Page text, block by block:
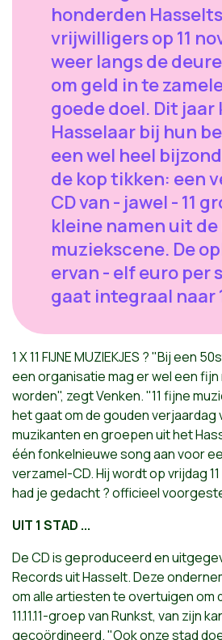
honderden
vrijwilligers op 11
weer langs de
om geld in te
goede doel. Dit jaar
Hasselaar bij hun
een wel heel
de kop tikken: een
CD van - jawel - 11
kleine namen uit
muziekscene. De
ervan - elf euro per
gaat integraal naar
1 X 11 FIJNE MUZIEKJES ? "Bij een
een organisatie mag er wel een
worden", zegt Venken. "11 fijne
het gaat om de gouden verjaardag
muzikanten en groepen uit het
één fonkelnieuwe song aan voor
verzamel-CD. Hij wordt op vrijdag
had je gedacht ? officieel
UIT 1 STAD ...
De CD is geproduceerd en
Records uit Hasselt. Deze
om alle artiesten te overtuigen om
11.11.11-groep van Runkst, van zijn
gecoördineerd. "Ook onze stad